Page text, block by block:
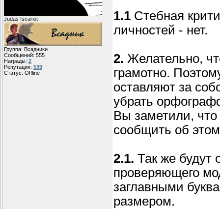
Judas Iscariot
Группа: Всадники
Сообщений: 555
Награды: 2
Репутация: 539
Статус: Offline
1.1 Стебная
личностей - нет.
2. Желательно,
грамотно.
оставляют за
убрать
Вы заметили,
сообщить об
2.1. Так же будут
проверяющего
заглавными
размером.